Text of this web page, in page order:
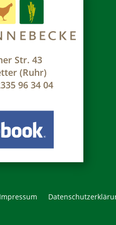
Str. 43
(Ruhr)
96 34 04
Impressum